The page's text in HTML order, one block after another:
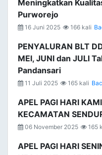
Meningkatkan
Purworejo
16 Juni 2025 166 kali
PENYALURAN BLT
MEI, JUNI dan JULI
Pandansari
11 Juli 2025 165 kali
APEL PAGI HARI
KECAMATAN
06 November 2025 165
APEL PAGI HARI